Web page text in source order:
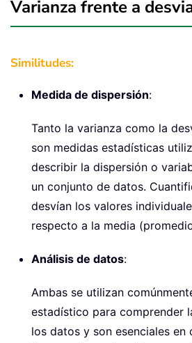
Varianza frente a
Similitudes:
Medida de dispersión:
Tanto la varianza como la
son medidas estadísticas
describir la dispersión o
un conjunto de datos.
desvían los valores
respecto a la media
Análisis de datos:
Ambas se utilizan
estadístico para comprender
los datos y son esenciales en